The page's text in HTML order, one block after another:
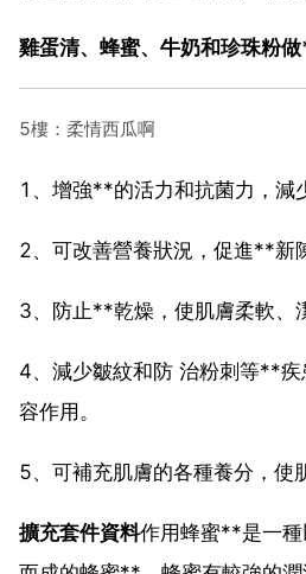
雞蛋清、蜂蜜、牛奶和珍珠粉
5樓：柔情西瓜啊
1、增強**的活力和抗菌力，減
2、可改善營養狀況，促進**新
3、防止**乾燥，使肌膚柔軟、
4、減少皺紋和防 治粉刺等**
容作用。
5、可補充肌膚的各種養分，使
擴充套件資料作用蜂蜜**是一